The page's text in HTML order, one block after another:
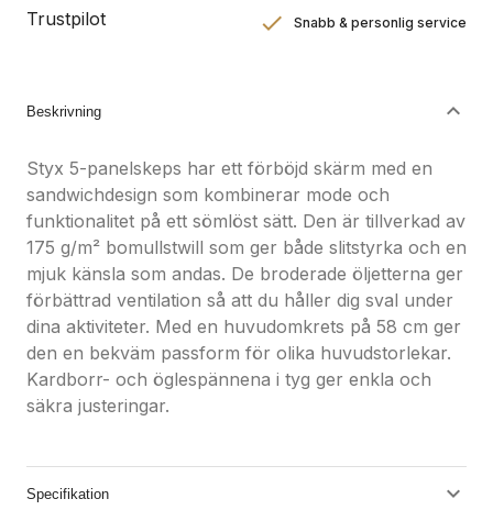
Trustpilot Snabb & personlig service
Beskrivning
Styx 5-panelskeps har ett förböjd skärm med en
sandwichdesign som kombinerar mode och
funktionalitet på ett sömlöst sätt. Den är tillverkad av
175 g/m² bomullstwill som ger både slitstyrka och en
mjuk känsla som andas. De broderade öljetterna ger
förbättrad ventilation så att du håller dig sval under
dina aktiviteter. Med en huvudomkrets på 58 cm ger
den en bekväm passform för olika huvudstorlekar.
Kardborr- och öglespännena i tyg ger enkla och
säkra justeringar.
Specifikation